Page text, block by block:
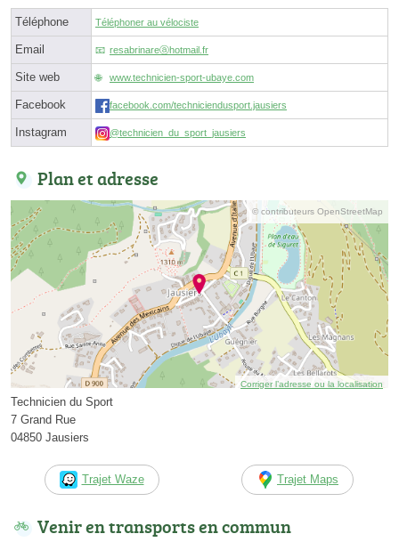
Téléphone Téléphoner au vélociste
Email resabrinareⓐhotmail.fr
Site web www.technicien-sport-ubaye.com
Facebook facebook.com/techniciendusport.jausiers
Instagram @technicien_du_sport_jausiers
Plan et adresse
© contributeurs OpenStreetMap
Corriger l’adresse ou la localisation
Technicien du Sport
7 Grand Rue
04850 Jausiers
Trajet Waze Trajet Maps
Venir en transports en commun